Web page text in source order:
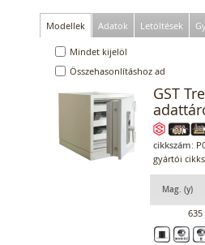
Modellek Adatok Letöltések
Mindet kijelöl
Összehasonlításhoz ad
GST
cikkszám:
gyártói
Mag. (y)
635